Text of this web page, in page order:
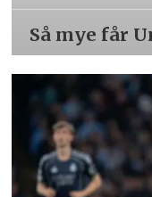
Så mye får